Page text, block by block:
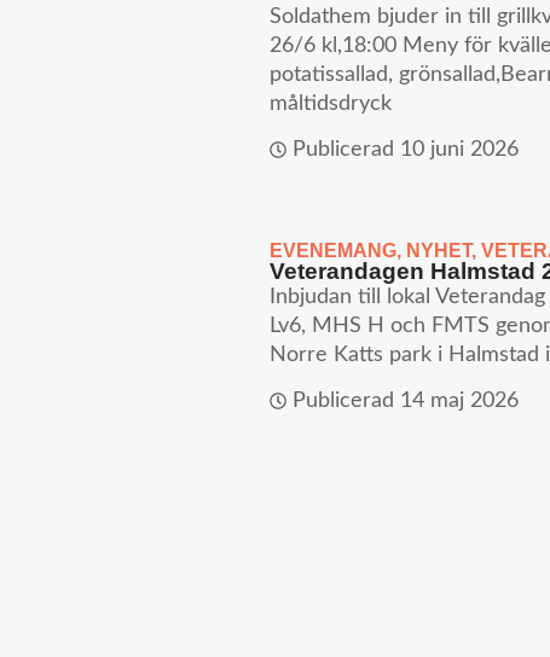
Soldathem bjuder in till
26/6 kl,18:00 Meny för
potatissallad,
måltidsdryck
Publicerad 10 juni 2026
EVENEMANG, NYHET,
Veterandagen Halmstad
Inbjudan till lokal
Lv6, MHS H och FMTS
Norre Katts park i Halmstad
Publicerad 14 maj 2026